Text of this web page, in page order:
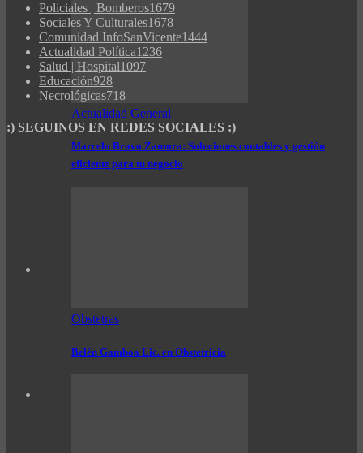
Actualidad General
Marcelo Bravo Zamora: Soluciones contables y gestión
eficiente para tu negocio
Obstetras
Belén Gamboa Lic. en Obstetricia
Policiales | Bomberos1679
Sociales Y Culturales1678
Comunidad InfoSanVicente1444
Actualidad Política1236
Salud | Hospital1097
Educación928
Necrológicas718
:) SEGUINOS EN REDES SOCIALES :)